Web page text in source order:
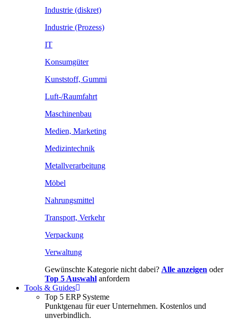
Industrie (diskret)
Industrie (Prozess)
IT
Konsumgüter
Kunststoff, Gummi
Luft-/Raumfahrt
Maschinenbau
Medien, Marketing
Medizintechnik
Metallverarbeitung
Möbel
Nahrungsmittel
Transport, Verkehr
Verpackung
Verwaltung
Gewünschte Kategorie nicht dabei? Alle anzeigen oder
Top 5 Auswahl anfordern
Tools & Guides
Top 5 ERP Systeme
Punktgenau für euer Unternehmen. Kostenlos und
unverbindlich.